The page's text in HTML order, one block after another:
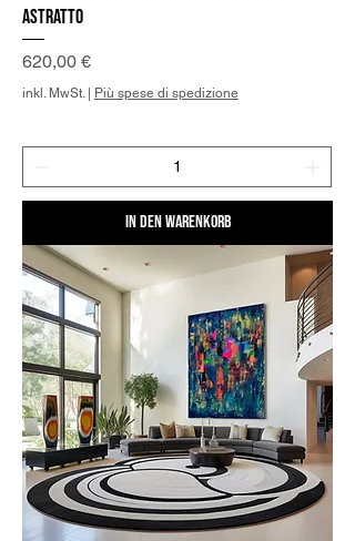
Astratto
Preis
620,00 €
inkl. MwSt. | Più spese di spedizione
In den Warenkorb